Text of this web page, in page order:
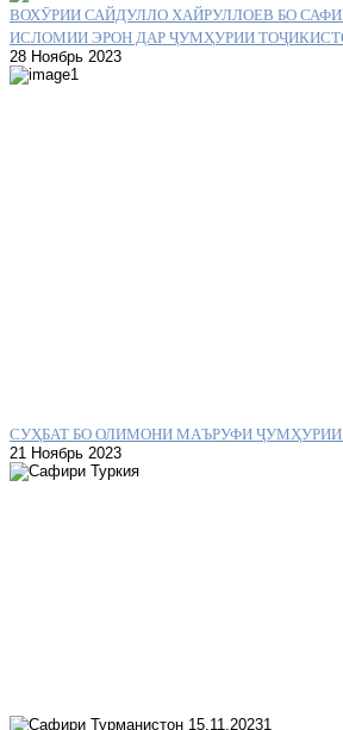
ВОХӮРИИ САЙДУЛЛО ХАЙРУЛЛОЕВ БО
ИСЛОМИИ ЭРОН ДАР ҶУМҲУРИИ
28 Ноябрь 2023
СУҲБАТ БО ОЛИМОНИ МАЪРУФИ
21 Ноябрь 2023